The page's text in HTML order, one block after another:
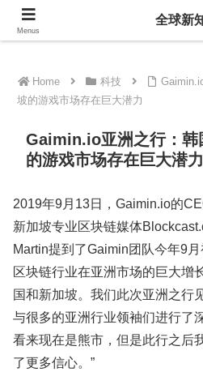
全球新
Home 科技
坡的游戏市场存在巨大潜力
Gaimin.io亚洲之行：韩
的游戏市场存在巨大潜力
2019年9月13日，Gaimin.io的
新加坡专业区块链媒体
Martin提到了Gaimin团队今年9
区块链行业在亚洲市场的巨大增
国和新加坡。我们此次亚洲之行
与很多的亚洲行业领袖们进行了
看来现在是熊市，但是此行之后
了更多信心。”
Menus
全球新